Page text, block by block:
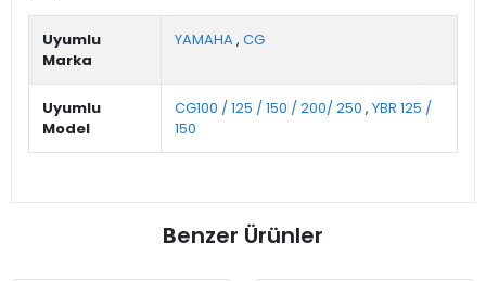
Uyumlu
Marka
YAMAHA, CG
Uyumlu
Model
CG100 / 125 / 150 / 200/ 250 , YBR 125 /
150
Benzer Ürünler